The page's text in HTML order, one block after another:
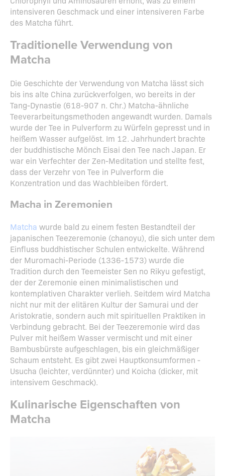
intensiveren Geschmack und einer intensiveren Farbe
des Matcha führt.
Traditionelle Verwendung von
Matcha
Die Geschichte der Verwendung von Matcha lässt sich
bis ins alte China zurückverfolgen, wo bereits in der
Tang-Dynastie (618-907 n. Chr.) Matcha-ähnliche
Teeverarbeitungsmethoden angewandt wurden. Damals
wurde der Tee in Pulverform zu Würfeln gepresst und in
heißem Wasser aufgelöst. Im 12. Jahrhundert brachte
der buddhistische Mönch Eisai den Tee nach Japan. Er
war ein Verfechter der Zen-Meditation und stellte fest,
dass der Verzehr von Tee in Pulverform die
Konzentration und das Wachbleiben fördert.
Macha in Zeremonien
Matcha wurde bald zu einem festen Bestandteil der
japanischen Teezeremonie (chanoyu), die sich unter dem
Einfluss buddhistischer Schulen entwickelte. Während
der Muromachi-Periode (1336-1573) wurde die
Tradition durch den Teemeister Sen no Rikyu gefestigt,
der der Zeremonie einen minimalistischen und
kontemplativen Charakter verlieh. Seitdem wird Matcha
nicht nur mit der elitären Kultur der Samurai und der
Aristokratie, sondern auch mit spirituellen Praktiken in
Verbindung gebracht. Bei der Teezeremonie wird das
Pulver mit heißem Wasser vermischt und mit einer
Bambusbürste aufgeschlagen, bis ein gleichmäßiger
Schaum entsteht. Es gibt zwei Hauptkonsumformen -
Usucha (leichter, verdünnter) und Koicha (dicker, mit
intensivem Geschmack).
Kulinarische Eigenschaften von
Matcha